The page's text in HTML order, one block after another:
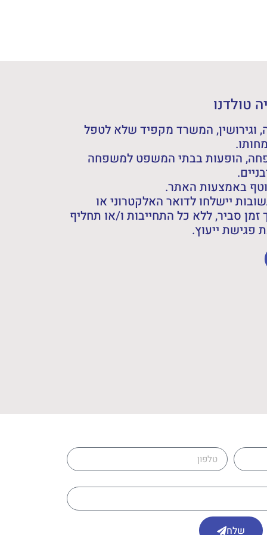
טולדנו
וגירושין, המשרד מקפיד שלא לטפל
הופעות בבתי המשפט למשפחה
באמצעות האתר.
יישלחו לדואר האלקטרוני או
זמן סביר, ללא כל התחייבות ו/או תחליף
ייעוץ.
שלח